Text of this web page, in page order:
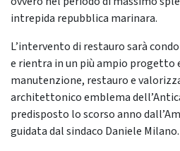
intrepida repubblica marinara.
L’intervento di restauro sarà
e rientra in un più ampio progetto
manutenzione, restauro e
architettonico emblema
predisposto lo scorso anno
guidata dal sindaco Daniele Milano.